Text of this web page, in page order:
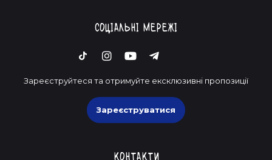
Соціальні мережі
Зареєструйтеся та отримуйте ексклюзивні пропозиції
Зареєструватися
Контакти